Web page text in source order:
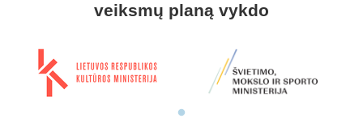
veiksmų planą vykdo